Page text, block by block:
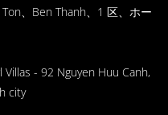
、Ben Thanh、1 区、ホー
- 92 Nguyen Huu Canh,
city